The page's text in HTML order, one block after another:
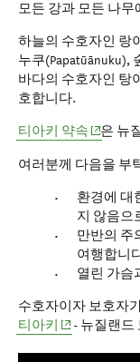
모든 강과 모든 나
하늘의 수호자인 랑
누쿠(Papatūānuku),
바다의 수호자인 탕
호합니다.
티아키 약속 (opens
은 뉴
여러분께 다음을 부
환경에 대
지 않음으
만반의 주
여행합니
열린 가슴
수호자이자 보호자
티아키 (opens in new
- 뉴질랜드